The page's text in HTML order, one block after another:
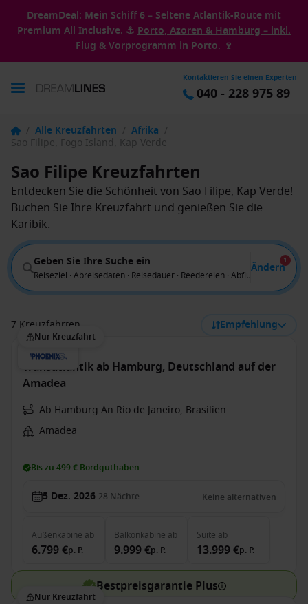
DreamDeal: Mein Schiff 6 – Seltene Atlantik-Route mit
Premium All Inclusive. ⚓ Porto, Azoren & Hamburg – inkl.
Flug & Vorprogramm in Porto. 🍷
Kontaktieren Sie einen Experten
040 - 228 975 89
/ Alle Kreuzfahrten / Afrika /
Sao Filipe, Fogo Island, Kap Verde
Sao Filipe Kreuzfahrten
Entdecken Sie die Schönheit von Sao Filipe, Kap Verde!
Buchen Sie Ihre Kreuzfahrt und genießen Sie die
Karibik.
Geben Sie Ihre Suche ein
Reiseziel · Abreisedaten · Reisedauer · Reedereien · Abflug von
Ändern
1
7 Kreuzfahrten Empfehlung
Nur Kreuzfahrt
Transatlantik ab Hamburg, Deutschland auf der
Amadea
Ab Hamburg An Rio de Janeiro, Brasilien
Amadea
Bis zu 499 € Bordguthaben
5 Dez. 2026 28 Nächte Keine alternativen
Außenkabine ab
6.799 €p. P.
Balkonkabine ab
9.999 €p. P.
Suite ab
13.999 €p. P.
Bestpreisgarantie Plus
Nur Kreuzfahrt